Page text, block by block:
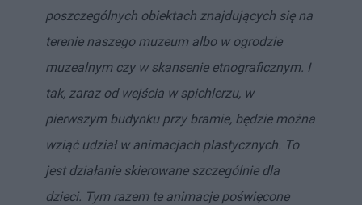
poszczególnych obiektach znajdujących się na
terenie naszego muzeum albo w ogrodzie
muzealnym czy w skansenie etnograficznym. I
tak, zaraz od wejścia w spichlerzu, w
pierwszym budynku przy bramie, będzie można
wziąć udział w animacjach plastycznych. To
jest działanie skierowane szczególnie dla
dzieci. Tym razem te animacje poświęcone